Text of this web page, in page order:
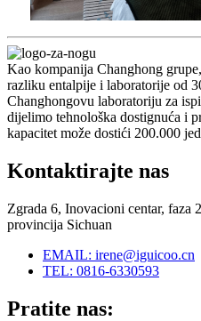
Kao kompanija Changhong
razliku entalpije i laboratorije od
Changhongovu laboratoriju za
dijelimo tehnološka dostignuća i
kapacitet može dostići 200.000
Kontaktirajte nas
Zgrada 6, Inovacioni centar, faza
provincija Sichuan
EMAIL: irene@iguicoo.cn
TEL: 0816-6330593
Pratite nas: